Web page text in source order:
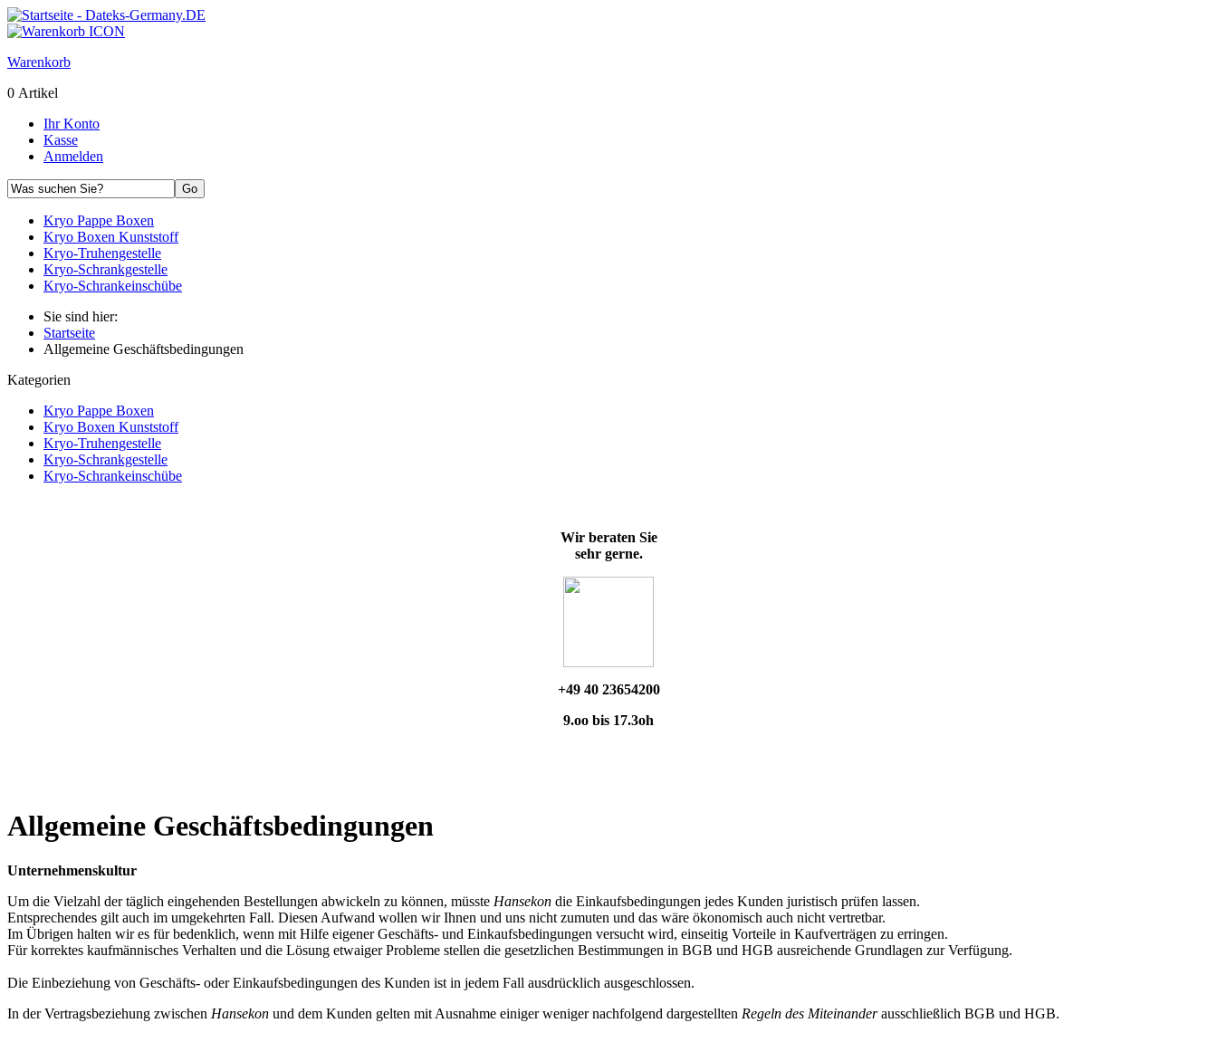
Warenkorb
0 Artikel
Ihr Konto
Kasse
Anmelden
Kryo Pappe Boxen
Kryo Boxen Kunststoff
Kryo-Truhengestelle
Kryo-Schrankgestelle
Kryo-Schrankeinschübe
Sie sind hier:
Startseite
Allgemeine Geschäftsbedingungen
Kategorien
Kryo Pappe Boxen
Kryo Boxen Kunststoff
Kryo-Truhengestelle
Kryo-Schrankgestelle
Kryo-Schrankeinschübe
Wir beraten Sie
sehr gerne.
+49 40 23654200
9.oo bis 17.3oh
Allgemeine Geschäftsbedingungen
Unternehmenskultur
Um die Vielzahl der täglich eingehenden Bestellungen abwickeln zu können, müsste Hansekon die Einkaufsbedingungen jedes Kunden juristisch prüfen lassen.
Entsprechendes gilt auch im umgekehrten Fall. Diesen Aufwand wollen wir Ihnen und uns nicht zumuten und das wäre ökonomisch auch nicht vertretbar.
Im Übrigen halten wir es für bedenklich, wenn mit Hilfe eigener Geschäfts- und Einkaufsbedingungen versucht wird, einseitig Vorteile in Kaufverträgen zu erringen.
Für korrektes kaufmännisches Verhalten und die Lösung etwaiger Probleme stellen die gesetzlichen Bestimmungen in BGB und HGB ausreichende Grundlagen zur Verfügung.
Die Einbeziehung von Geschäfts- oder Einkaufsbedingungen des Kunden ist in jedem Fall ausdrücklich ausgeschlossen.
In der Vertragsbeziehung zwischen Hansekon und dem Kunden gelten mit Ausnahme einiger weniger nachfolgend dargestellten Regeln des Miteinanderausschließlich BGB und HGB.